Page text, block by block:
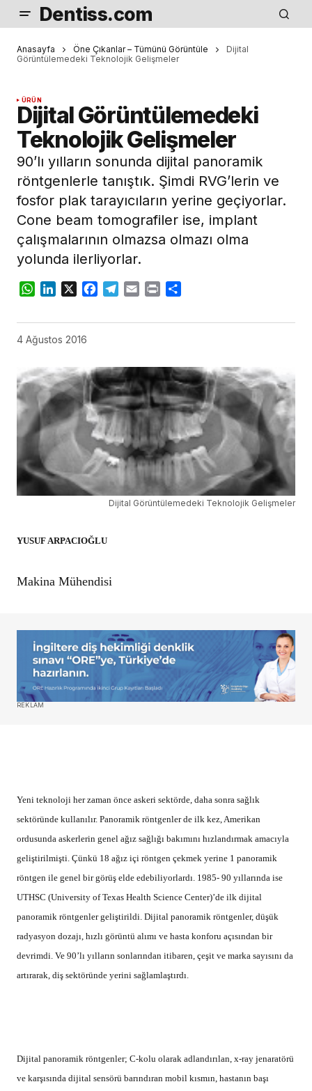
Dentiss.com
Anasayfa Öne Çıkanlar – Tümünü Görüntüle
Dijital
Görüntülemedeki Teknolojik Gelişmeler
ÜRÜN
Dijital Görüntülemedeki
Teknolojik Gelişmeler
90’lı yılların sonunda dijital panoramik
röntgenlerle tanıştık. Şimdi RVG’lerin ve
fosfor plak tarayıcıların yerine geçiyorlar.
Cone beam tomografiler ise, implant
çalışmalarının olmazsa olmazı olma
yolunda ilerliyorlar.
WhatsApp
LinkedIn
X Facebook
Telegram
Email Print
4 Ağustos 2016
Dijital Görüntülemedeki Teknolojik Gelişmeler
YUSUF ARPACIOĞLU
Makina Mühendisi
REKLAM
Yeni teknoloji her zaman önce askeri sektörde, daha sonra sağlık
sektöründe kullanılır. Panoramik röntgenler de ilk kez, Amerikan
ordusunda askerlerin genel ağız sağlığı bakımını hızlandırmak amacıyla
geliştirilmişti. Çünkü 18 ağız içi röntgen çekmek yerine 1 panoramik
röntgen ile genel bir görüş elde edebiliyorlardı. 1985- 90 yıllarında ise
UTHSC (University of Texas Health Science Center)’de ilk dijital
panoramik röntgenler geliştirildi. Dijital panoramik röntgenler, düşük
radyasyon dozajı, hızlı görüntü alımı ve hasta konforu açısından bir
devrimdi. Ve 90’lı yılların sonlarından itibaren, çeşit ve marka sayısını da
artırarak, diş sektöründe yerini sağlamlaştırdı.
Dijital panoramik röntgenler; C-kolu olarak adlandırılan, x-ray jenaratörü
ve karşısında dijital sensörü barındıran mobil kısmın, hastanın başı